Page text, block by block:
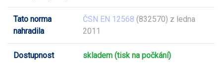
Tato norma
nahradila
ČSN EN 12568 (832570) z ledna
2011
Dostupnost skladem (tisk na počkání)